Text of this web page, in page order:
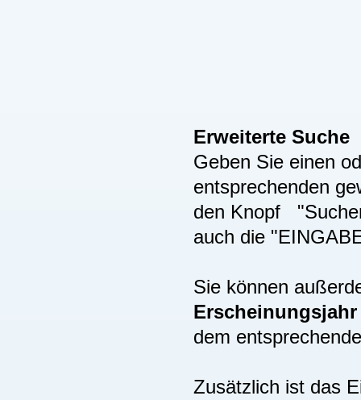
Erweiterte Suche
Geben Sie einen
entsprechenden
den Knopf
auch die
Sie können
dem
Zusätzlich ist das